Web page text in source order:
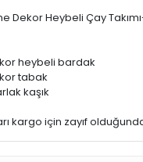
Dekor Heybeli Çay
heybeli bardak
tabak
kaşık
kargo için zayıf